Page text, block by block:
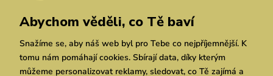
Prodejny
Praha Brno Chrudim
Abychom věděli, co Tě baví
Snažíme se, aby náš web byl pro Tebe co nejpříjemnější. K
tomu nám pomáhají cookies. Sbírají data, díky kterým
můžeme personalizovat reklamy, sledovat, co Tě zajímá a